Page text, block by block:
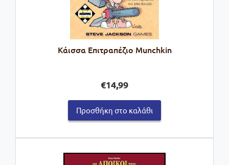
Κάισσα Επιτραπέζιο Munchkin
€14,99
Προσθήκη στο καλάθι